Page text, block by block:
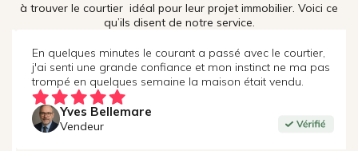
à trouver le courtier idéal pour leur projet immobilier. Voici ce
qu’ils disent de notre service.
En quelques minutes le courant a passé avec le courtier,
j'ai senti une grande confiance et mon instinct ne ma pas
trompé en quelques semaine la maison était vendu.
Yves Bellemare
Vendeur